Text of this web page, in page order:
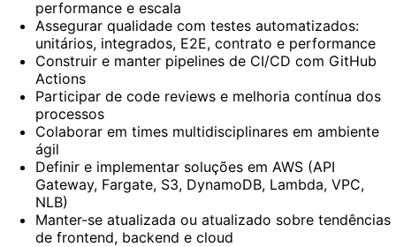
performance e escala
Assegurar qualidade com testes automatizados:
unitários, integrados, E2E, contrato e performance
Construir e manter pipelines de CI/CD com GitHub
Actions
Participar de code reviews e melhoria contínua dos
processos
Colaborar em times multidisciplinares em ambiente
ágil
Definir e implementar soluções em AWS (API
Gateway, Fargate, S3, DynamoDB, Lambda, VPC,
NLB)
Manter-se atualizada ou atualizado sobre tendências
de frontend, backend e cloud